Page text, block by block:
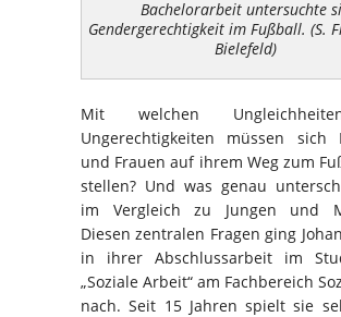
Bachelorarbeit untersuchte
Gendergerechtigkeit im Fußball. (S.
Bielefeld)
Mit welchen
Ungerechtigkeiten müssen sich
und Frauen auf ihrem Weg zum
stellen? Und was genau
im Vergleich zu Jungen und
Diesen zentralen Fragen ging
in ihrer Abschlussarbeit im
„Soziale Arbeit“ am Fachbereich
nach. Seit 15 Jahren spielt sie